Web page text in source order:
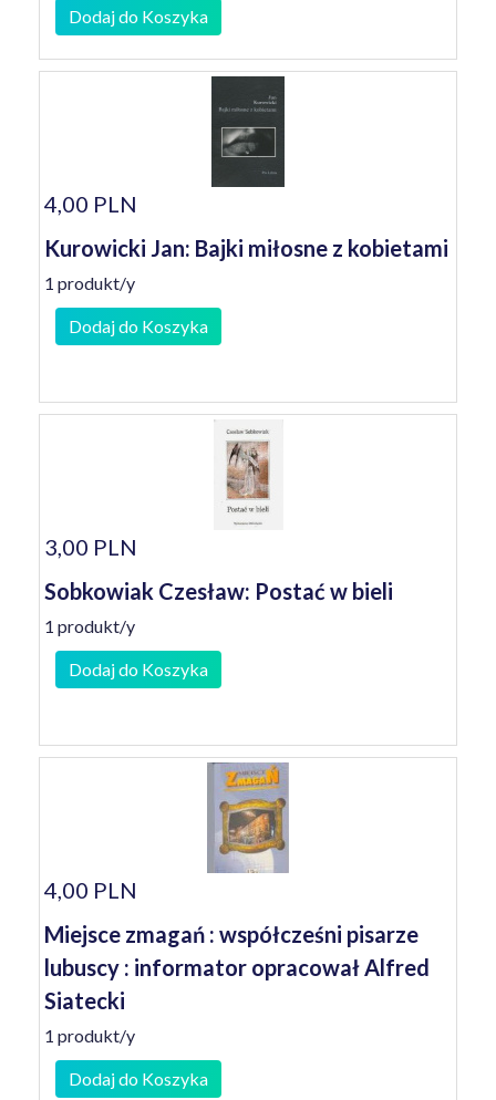
Dodaj do Koszyka
4,00 PLN
Kurowicki Jan: Bajki miłosne z kobietami
1 produkt/y
Dodaj do Koszyka
3,00 PLN
Sobkowiak Czesław: Postać w bieli
1 produkt/y
Dodaj do Koszyka
4,00 PLN
Miejsce zmagań : współcześni pisarze
lubuscy : informator opracował Alfred
Siatecki
1 produkt/y
Dodaj do Koszyka